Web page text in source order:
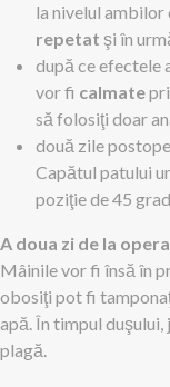
la nivelul ambilor
repetat şi în
după ce efectele
vor fi calmate
să folosiţi doar
două zile
Capătul patului
poziţie de 45
A doua zi de la
Mâinile vor fi însă în
obosiţi pot fi
apă. În timpul
plagă.